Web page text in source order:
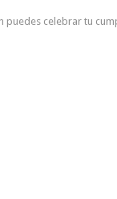
puedes celebrar tu